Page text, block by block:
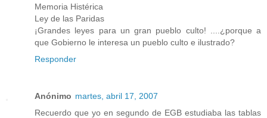
Memoria Histérica
Ley de las Paridas
¡Grandes leyes para un gran pueblo culto! ....¿porque a
que Gobierno le interesa un pueblo culto e ilustrado?
Responder
Anónimo martes, abril 17, 2007
Recuerdo que yo en segundo de EGB estudiaba las tablas